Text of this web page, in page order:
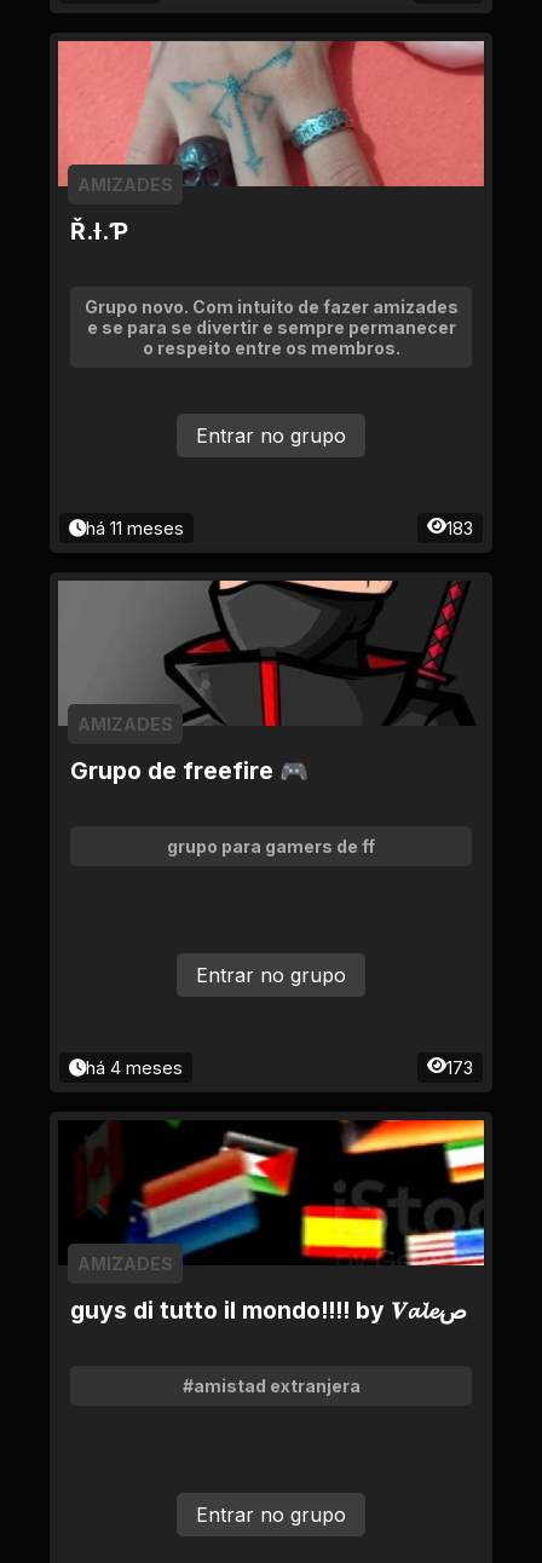
Ř.Ɨ.Ƥ
AMIZADES
Grupo novo. Com intuito de fazer amizades
e se para se divertir e sempre permanecer
o respeito entre os membros.
há 11 meses 183
Entrar no grupo
Grupo de freefire 🎮
AMIZADES
grupo para gamers de ff
há 4 meses 173
Entrar no grupo
guys di tutto il mondo!!!! by 𝑽𝓪𝓵𝓮ص
AMIZADES
#amistad extranjera
Entrar no grupo